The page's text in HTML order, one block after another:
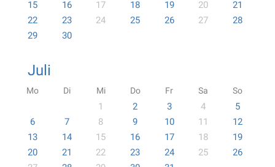
15
16 17 18 19 20
21
22
23 24 25 26 27
28
29
30
Juli
Mo Di Mi Do Fr Sa So
1 2 3 4
5
6
7 8 9 10 11
12
13
14 15 16 17 18
19
20
21 22 23 24 25
26